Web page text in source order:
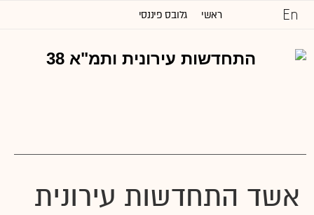
ראשי גלובס פיננסי
ניהול וקריירה דעות
שיווק ופרסום מגזין G
אשד התחדשות עירונית